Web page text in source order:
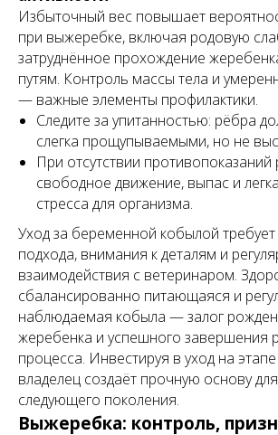
Избыточный вес повышает
при выжеребке, включая родовую
затруднённое прохождение
путям. Контроль массы тела и
— важные элементы профилактики.
Следите за упитанностью: рёбра
слегка прощупываемыми, но не
При отсутствии противопоказаний
свободное движение, выпас и
стресса для организма.
Уход за беременной кобылой
подхода, внимания к деталям и
взаимодействия с ветеринаром.
сбалансированно питающаяся и
наблюдаемая кобыла — залог
жеребенка и успешного завершения
процесса. Инвестируя в уход на
владелец создаёт прочную основу
следующего поколения.
Выжеребка: контроль,